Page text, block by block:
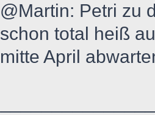
@Martin: Petri zu
schon total heiß
mitte April